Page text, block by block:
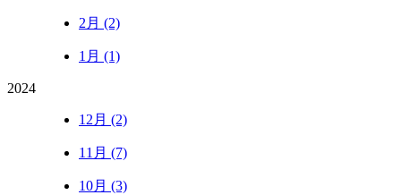
2月 (2)
1月 (1)
2024
12月 (2)
11月 (7)
10月 (3)